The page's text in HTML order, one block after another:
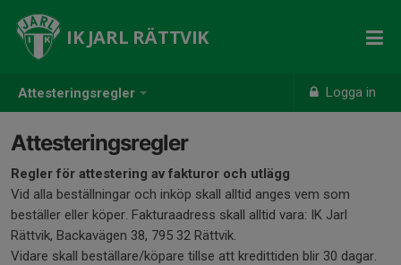
Attesteringsregler Logga in
IK JARL RÄTTVIK
Attesteringsregler
Regler för attestering av fakturor och utlägg
Vid alla beställningar och inköp skall alltid anges vem som
beställer eller köper. Fakturaadress skall alltid vara: IK Jarl
Rättvik, Backavägen 38, 795 32 Rättvik.
Vidare skall beställare/köpare tillse att kredittiden blir 30 dagar.